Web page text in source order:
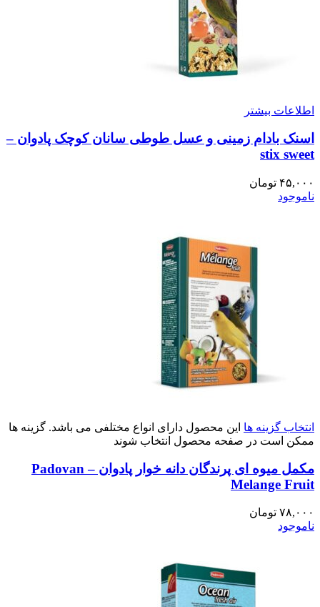
اطلاعات بیشتر
اسنک بادام زمینی و عسل طوطی سانان کوچک پادوان –
stix sweet
۴۵,۰۰۰ تومان
ناموجود
انتخاب گزینه ها این محصول دارای انواع مختلفی می باشد. گزینه ها
ممکن است در صفحه محصول انتخاب شوند
مکمل میوه ای پرندگان دانه خوار پادوان – Padovan
Melange Fruit
۷۸,۰۰۰ تومان
ناموجود